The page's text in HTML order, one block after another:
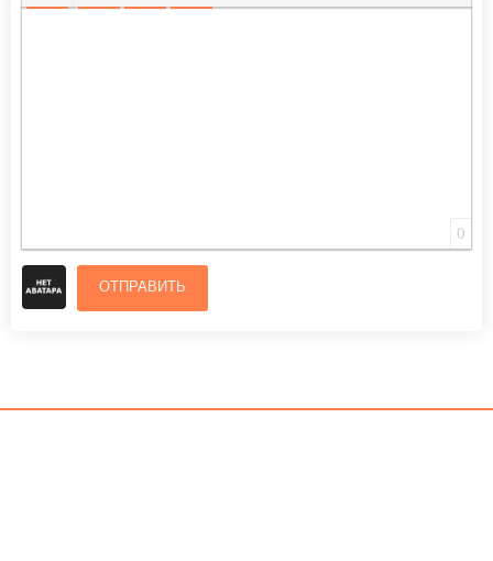
ВСТАВИТЬ СМАЙЛИК
ВСТАВКА СКРЫТОГО ТЕКСТА
ВСТАВКА ЦИТАТЫ
ВСТАВКА СПОЙЛЕРА
0
ОТПРАВИТЬ